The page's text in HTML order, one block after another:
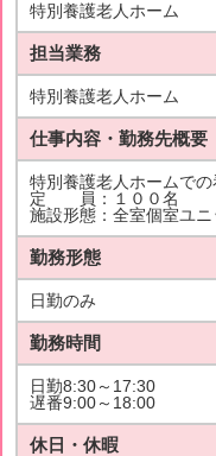
特別養護老人ホーム
担当業務
特別養護老人ホーム
仕事内容・勤務先概要
特別養護老人ホームでの
定 員：１００名
施設形態：全室個室ユニ
勤務形態
日勤のみ
勤務時間
日勤8:30～17:30
遅番9:00～18:00
休日・休暇